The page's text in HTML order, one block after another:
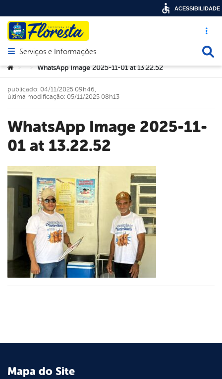
Acesso
Abrir menu principal de navegação
Serviços e Informações
Você está aqui:
> > WhatsApp Image 2025-11-01 at 13.22.52
WhatsApp Image 2025-11-
01 at 13.22.52
publicado: 04/11/2025 09h46,
última modificação: 05/11/2025 08h13
Mapa do Site
ACESSIBILIDADE